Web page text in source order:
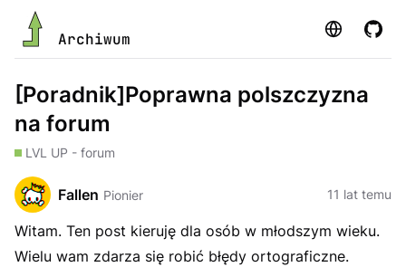
Archiwum Strona
[Poradnik]Poprawna polszczyzna
na forum
LVL UP - forum
Fallen Pionier 11 lat temu
Witam. Ten post kieruję dla osób w młodszym wieku.
Wielu wam zdarza się robić błędy ortograficzne.